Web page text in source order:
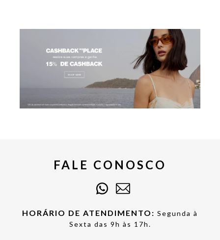
FALE CONOSCO
HORÁRIO DE ATENDIMENTO: Segunda à
Sexta das 9h às 17h.